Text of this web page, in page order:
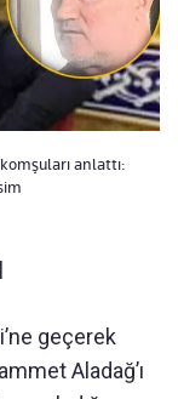
anlattı:
geçerek
Aladağ’ı